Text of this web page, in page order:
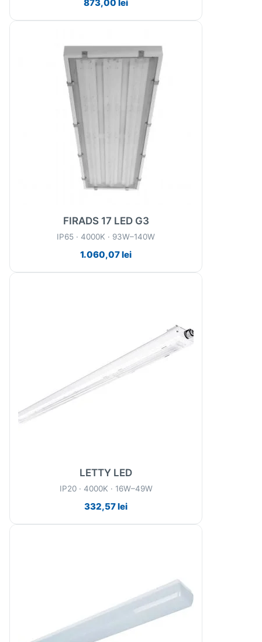
873,00 lei
FIRADS 17 LED G3
IP65 · 4000K · 93W–140W
1.060,07lei
LETTY LED
IP20 · 4000K · 16W–49W
332,57lei